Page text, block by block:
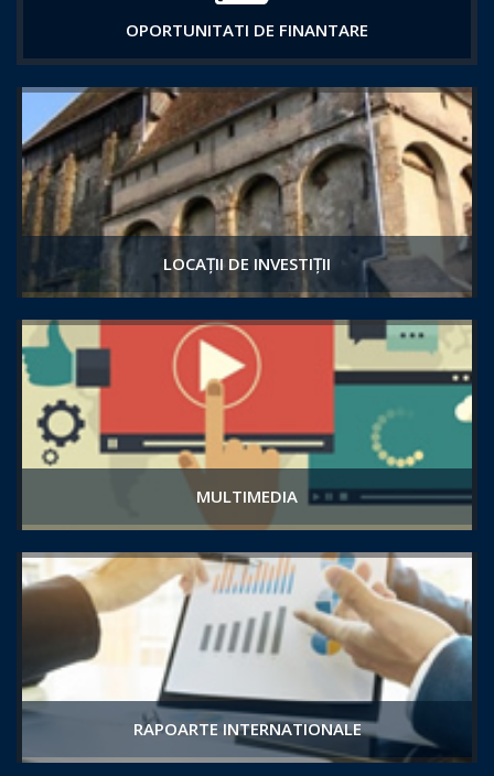
OPORTUNITATI DE FINANTARE
LOCAȚII DE INVESTIȚII
MULTIMEDIA
RAPOARTE INTERNATIONALE